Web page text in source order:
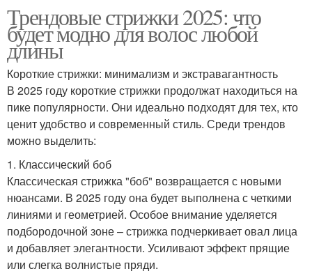
Трендовые стрижки 2025: что
будет модно для волос любой
длины
Короткие стрижки: минимализм и экстравагантность
В 2025 году короткие стрижки продолжат находиться на
пике популярности. Они идеально подходят для тех, кто
ценит удобство и современный стиль. Среди трендов
можно выделить:
1. Классический боб
Классическая стрижка "боб" возвращается с новыми
нюансами. В 2025 году она будет выполнена с четкими
линиями и геометрией. Особое внимание уделяется
подбородочной зоне – стрижка подчеркивает овал лица
и добавляет элегантности. Усиливают эффект прящие
или слегка волнистые пряди.